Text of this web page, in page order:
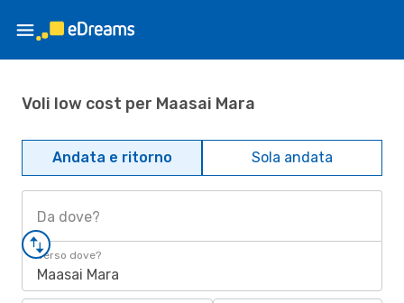
Voli low cost per Maasai Mara
Andata e ritorno Sola andata
Da dove?
Verso dove?
Maasai Mara